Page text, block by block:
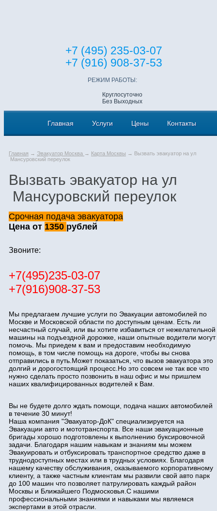
+7 (495) 235-03-07
+7 (916) 908-37-53
РЕЖИМ РАБОТЫ:
Круглосуточно
Без Выходных
Главная Услуги Цены Контакты
Главная → Эвакуатор Москва → Карта Москвы → Вызвать эвакуатор на ул
Мансуровский переулок
Вызвать эвакуатор на ул
Мансуровский переулок
Срочная подача эвакуатора
Цена от 1350 рублей
Звоните:
+7(495)235-03-07
+7(916)908-37-53
Мы предлагаем лучшие услуги по Эвакуации автомобилей по
Москве и Московской области по доступным ценам. Есть ли
несчастный случай, или вы хотите избавиться от нежелательной
машины на подъездной дорожке, наши опытные водители могут
помочь. Мы приедем к вам и предоставим необходимую
помощь, в том числе помощь на дороге, чтобы вы снова
отправились в путь.Может показаться, что вызов эвакуатора это
долгий и дорогостоящий процесс.Но это совсем не так все что
нужно сделать просто позвонить в наш офис и мы пришлем
наших квалифицированных водителей к Вам.
Вы не будете долго ждать помощи, подача наших автомобилей
в течение 30 минут!
Наша компания "Эвакуатор-ДоК" специализируется на
Эвакуации авто и мототранспорта. Все наши эвакуационные
бригады хорошо подготовлены к выполнению буксировочной
задачи. Благодаря нашим навыкам и знаниям мы можем
Эвакуировать и отбуксировать транспортное средство даже в
труднодоступных местах или в трудных условиях. Благодаря
нашему качеству обслуживания, оказываемого корпоративному
клиенту, а также частным клиентам мы развили свой авто парк
до 100 машин что позволяет патрулировать каждый район
Москвы и Ближайшего Подмосковья.С нашими
профессиональными знаниями и навыками мы являемся
экспертами в этой отрасли.